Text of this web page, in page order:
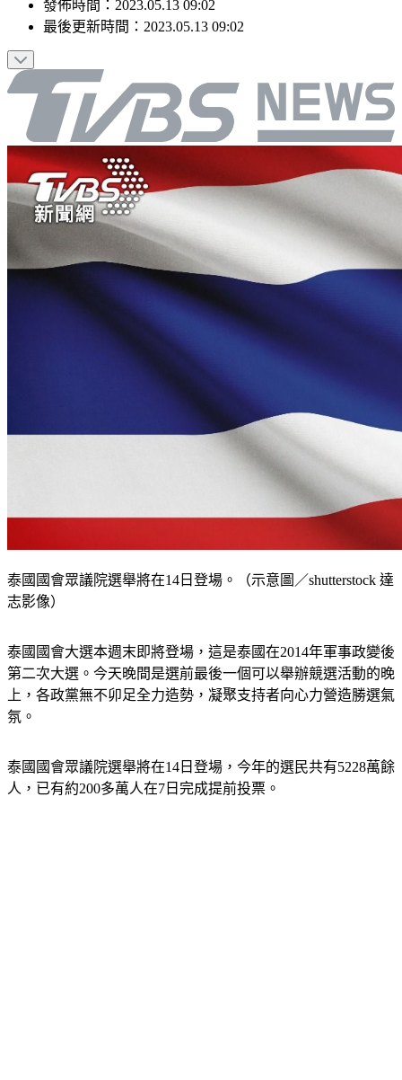
責任編輯 ： 顏子健
發佈時間：2023.05.13 09:02
泰國國會眾議院選舉將在14日登場。（示意圖／shutterstock 達
泰國國會大選本週末即將登場，這是泰國在2014年軍事政變後
第二次大選。今天晚間是選前最後一個可以舉辦競選活動的晚
上，各政黨無不卯足全力造勢，凝聚支持者向心力營造勝選氣
泰國國會眾議院選舉將在14日登場，今年的選民共有5228萬餘